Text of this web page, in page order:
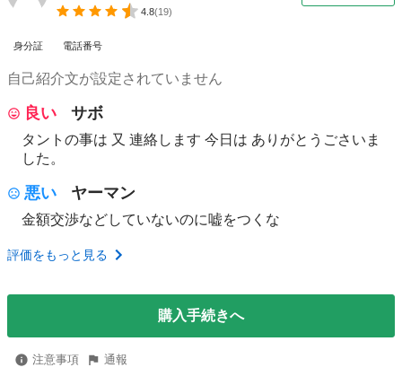
4.8(19)
身分証 電話番号
自己紹介文が設定されていません
良い サボ
タントの事は 又 連絡します 今日は ありがとうごさいま
した。
悪い ヤーマン
金額交渉などしていないのに嘘をつくな
評価をもっと見る
購入手続きへ
注意事項 通報